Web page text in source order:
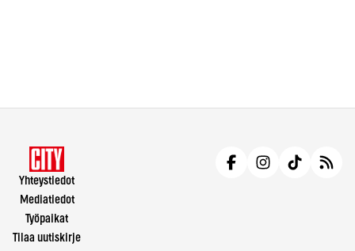
Yhteystiedot
Mediatiedot
Työpaikat
Tilaa uutiskirje